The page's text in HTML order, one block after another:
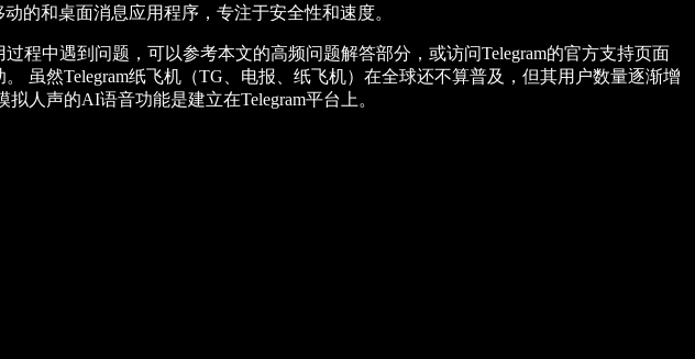
的和桌面消息应用程序，专注于安全性和速度。
过程中遇到问题，可以参考本文的高频问题解答部分，或访问Telegram的官方支持页面
虽然Telegram纸飞机（TG、电报、纸飞机）在全球还不算普及，但其用户数量逐渐增
拟人声的AI语音功能是建立在Telegram平台上。